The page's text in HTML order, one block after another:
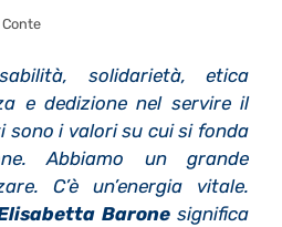
solidarietà, etica
e dedizione nel servire il
sono i valori su cui si fonda
Abbiamo un grande
C’è un’energia vitale.
Baronesignifica